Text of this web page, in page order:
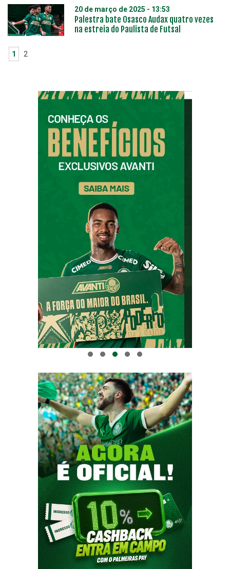
20 de março de 2025 - 13:53
Palestra bate Osasco Audax quatro vezes
na estreia do Paulista de Futsal
1 2